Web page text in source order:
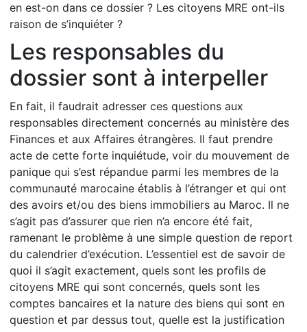
en est-on dans ce dossier ? Les citoyens MRE ont-ils
raison de s’inquiéter ?
Les responsables du
dossier sont à interpeller
En fait, il faudrait adresser ces questions aux
responsables directement concernés au ministère des
Finances et aux Affaires étrangères. Il faut prendre
acte de cette forte inquiétude, voir du mouvement de
panique qui s’est répandue parmi les membres de la
communauté marocaine établis à l’étranger et qui ont
des avoirs et/ou des biens immobiliers au Maroc. Il ne
s’agit pas d’assurer que rien n’a encore été fait,
ramenant le problème à une simple question de report
du calendrier d’exécution. L’essentiel est de savoir de
quoi il s’agit exactement, quels sont les profils de
citoyens MRE qui sont concernés, quels sont les
comptes bancaires et la nature des biens qui sont en
question et par dessus tout, quelle est la justification